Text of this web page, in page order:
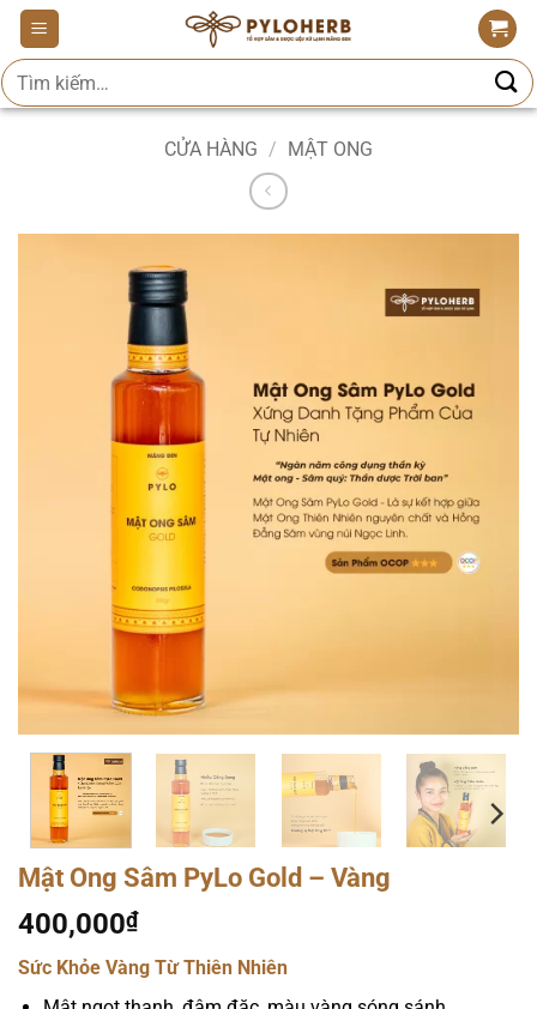
Bỏ
qua
nội
dung
Tìm
kiếm:
CỬA HÀNG / MẬT ONG
Mật Ong Sâm PyLo Gold – Vàng
400,000₫
Sức Khỏe Vàng Từ Thiên Nhiên